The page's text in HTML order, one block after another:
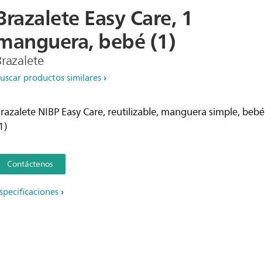
EasyCare, 1
bebé(1)
productos similares
NIBP Easy Care, reutilizable, manguera simple, bebé
Contáctenos